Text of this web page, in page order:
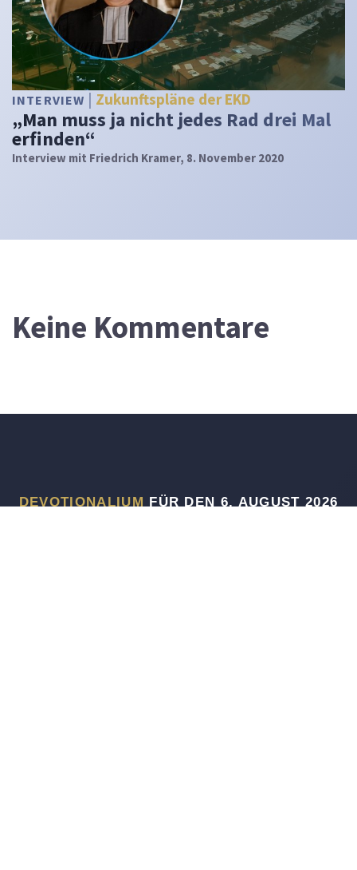
INTERVIEW Zukunftspläne der EKD
„Man muss ja nicht jedes Rad drei Mal
erfinden“
Interview mit Friedrich Kramer, 8. November 2020
Keine Kommentare
DEVOTIONALIUM
FÜR DEN 6. AUGUST 2026